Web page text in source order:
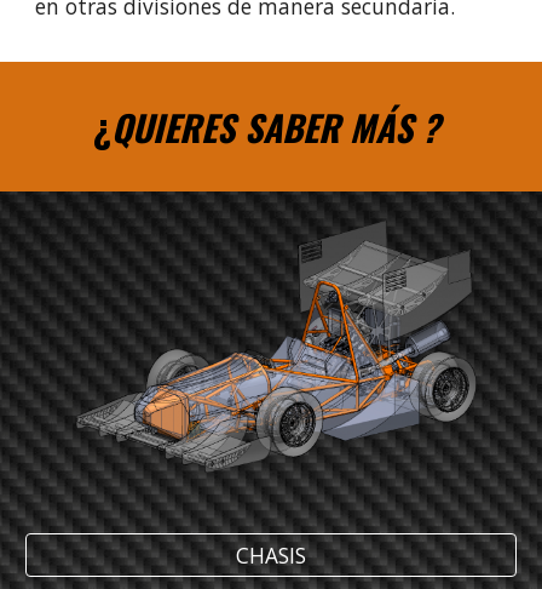
en otras divisiones de manera secundaria.
¿QUIERES SABER MÁS ?
CHASIS